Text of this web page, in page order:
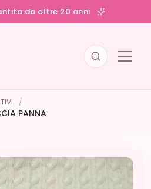
da oltre 20 anni
/
PANNA